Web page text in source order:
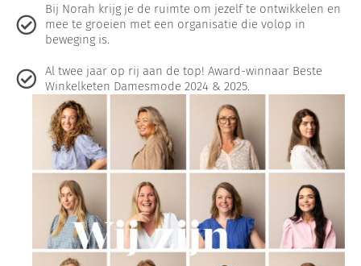
Bij Norah krijg je de ruimte om jezelf te ontwikkelen en
mee te groeien met een organisatie die volop in
beweging is.
Al twee jaar op rij aan de top! Award-winnaar Beste
Winkelketen Damesmode 2024 & 2025.